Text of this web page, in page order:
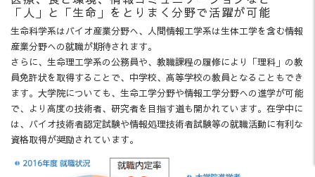
「人」と「生命」をとりまく分野で活躍が可能
生命科学系はバイオ産業分野へ、人間情報工学系は生体工学を含む情報
産業分野への就職が期待されます。
さらに、生命理工学系の公務員や、教職課程の履修により「理科」の教
員免許状を取得することで、中学校、高等学校の教員となることもでき
ます。大学院についても、生命工学分野や情報工学分野への進学が可能
で、より高度の技術者、研究者を目指す道も開かれています。在学中に
は、バイオ技術者認定試験や情報処理技術者試験等の就職活動に有利な
資格取得が奨励されています。